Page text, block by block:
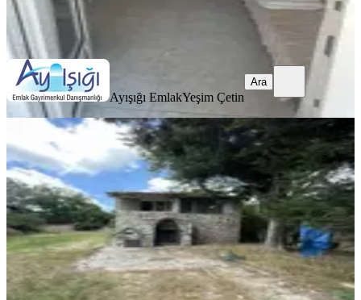
Ayışığı EmlakYeşim Çetin
Ara
Ayışığı EmlakYeşim Çetin
Ara
KOMBİLİ
Beykoz Çiftlikde 1000m2 Arsa İnd
Tadilatlı Kiralık Müstakil Ev
Beykoz, Çiftlik Mahallesi
3+1 ·1000 m²·23.06.2026
55.000 ₺
Ekin Emlak & İnşaat İbrahim Çelen